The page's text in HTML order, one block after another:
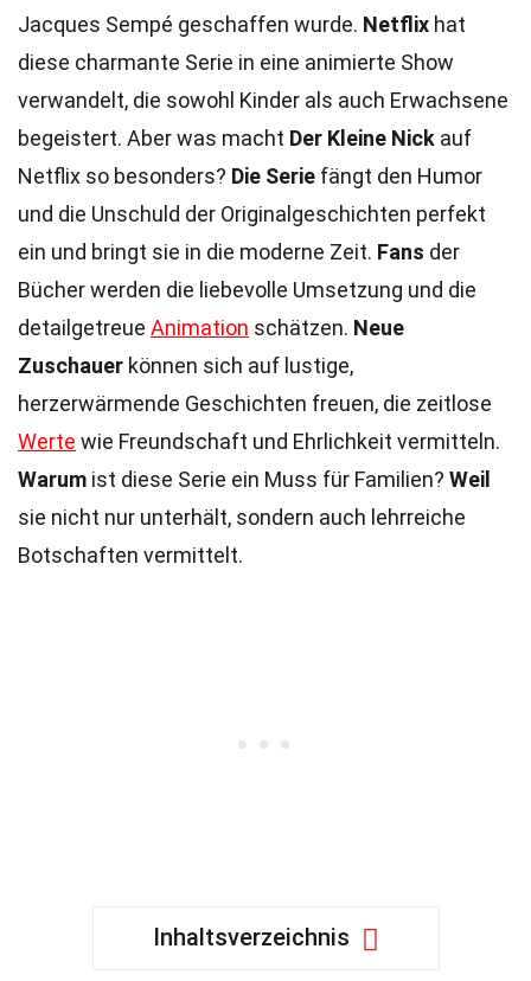
Jacques Sempé geschaffen wurde. Netflix hat
diese charmante Serie in eine animierte Show
verwandelt, die sowohl Kinder als auch Erwachsene
begeistert. Aber was macht Der Kleine Nick auf
Netflix so besonders? Die Serie fängt den Humor
und die Unschuld der Originalgeschichten perfekt
ein und bringt sie in die moderne Zeit. Fans der
Bücher werden die liebevolle Umsetzung und die
detailgetreue Animation schätzen. Neue
Zuschauer können sich auf lustige,
herzerwärmende Geschichten freuen, die zeitlose
Werte wie Freundschaft und Ehrlichkeit vermitteln.
Warum ist diese Serie ein Muss für Familien? Weil
sie nicht nur unterhält, sondern auch lehrreiche
Botschaften vermittelt.
Inhaltsverzeichnis